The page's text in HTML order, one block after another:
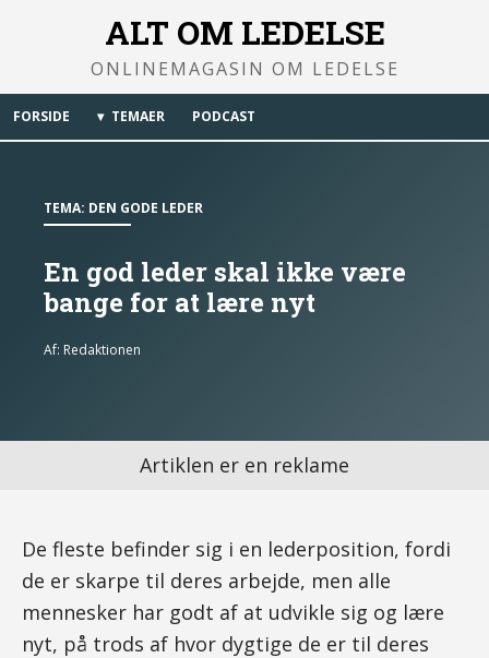
ALT OM LEDELSE
ONLINEMAGASIN OM LEDELSE
FORSIDE TEMAER PODCAST
TEMA: DEN GODE LEDER
En god leder skal ikke være
bange for at lære nyt
Af: Redaktionen
Artiklen er en reklame
De fleste befinder sig i en lederposition, fordi
de er skarpe til deres arbejde, men alle
mennesker har godt af at udvikle sig og lære
nyt, på trods af hvor dygtige de er til deres